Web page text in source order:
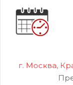
г. Москва,